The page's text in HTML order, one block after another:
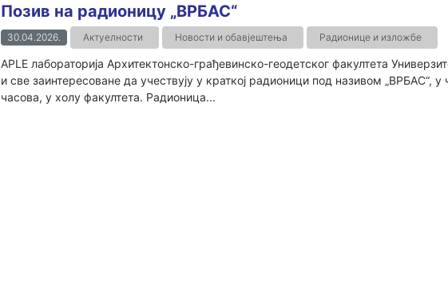
Позив на радионицу „ВРБАС“
30.04.2026. Актуелности Новости и обавјештења Радионице и изложбе
APLE лабораторија Архитектонско-грађевинско-геодетског факултета
и све заинтересоване да учествују у краткој радионици под називом „ВРБАС“,
часова, у холу факултета. Радионица...